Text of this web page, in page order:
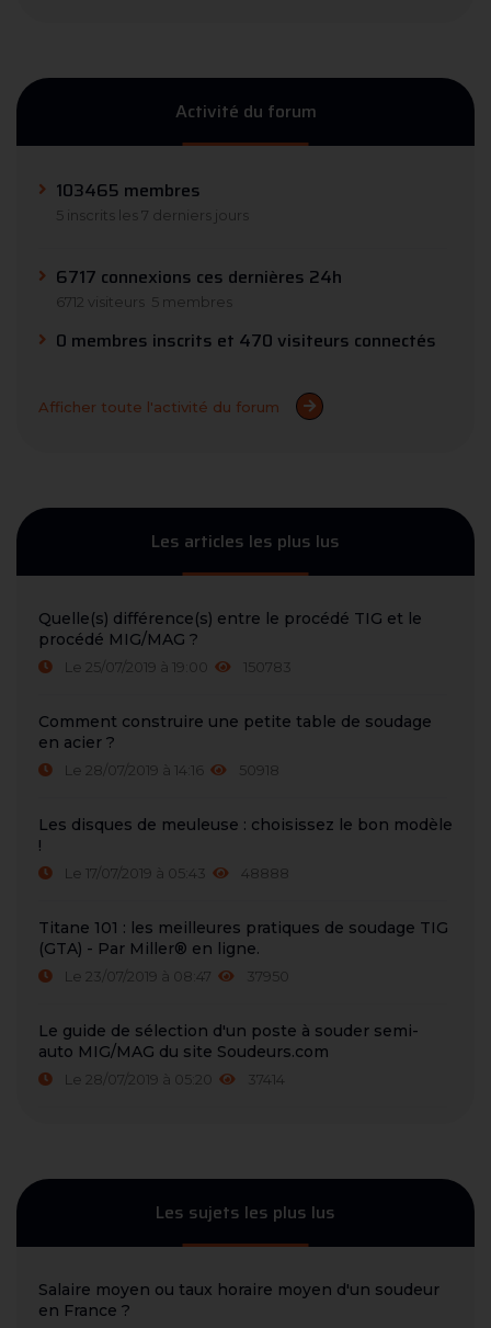
Activité du forum
103465 membres
5 inscrits les 7 derniers jours
6717 connexions ces dernières 24h
6712 visiteurs 5 membres
0 membres inscrits et 470 visiteurs connectés
Afficher toute l'activité du forum
Les articles les plus lus
Quelle(s) différence(s) entre le procédé TIG et le
procédé MIG/MAG ?
Le 25/07/2019 à 19:00 150783
Comment construire une petite table de soudage
en acier ?
Le 28/07/2019 à 14:16 50918
Les disques de meuleuse : choisissez le bon modèle
!
Le 17/07/2019 à 05:43 48888
Titane 101 : les meilleures pratiques de soudage TIG
(GTA) - Par Miller® en ligne.
Le 23/07/2019 à 08:47 37950
Le guide de sélection d'un poste à souder semi-
auto MIG/MAG du site Soudeurs.com
Le 28/07/2019 à 05:20 37414
Les sujets les plus lus
Salaire moyen ou taux horaire moyen d'un soudeur
en France ?